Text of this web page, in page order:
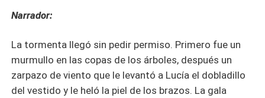
Narrador:
La tormenta llegó sin pedir permiso. Primero fue un
murmullo en las copas de los árboles, después un
zarpazo de viento que le levantó a Lucía el dobladillo
del vestido y le heló la piel de los brazos. La gala